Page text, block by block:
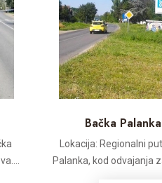
Bačka
Lokacija: Regionalni
Palanka, kod odvajanja